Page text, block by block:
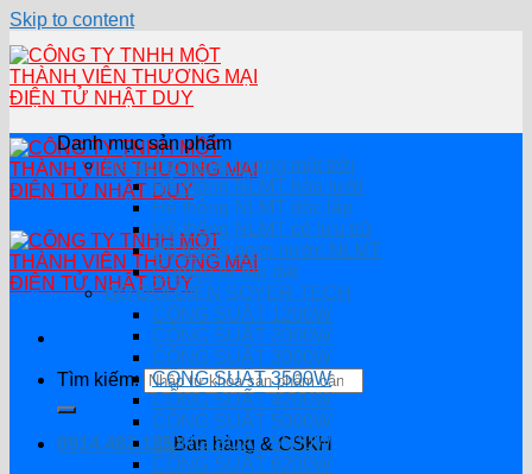
Skip to content
Tìm kiếm:
0914.482.135Bán hàng & CSKH
Danh mục sản phẩm
Hệ thống năng lượng mặt trời
Hệ thống NLMT hòa lưới
Hệ thông NLMT độc lập
Hệ thống NLMT có lưu trữ
Hệ thống bơm nước NLMT
Combo tự lắp đặt
BỘ ĐỔI ĐIỆN SOYER TECH
CÔNG SUẤT 1200W
CÔNG SUẤT 2000W
CÔNG SUẤT 3000W
CÔNG SUẤT 3500W
CÔNG SUẤT 4200W
CÔNG SUẤT 5000W
CÔNG SUẤT 5500W
CÔNG SUẤT 6200W